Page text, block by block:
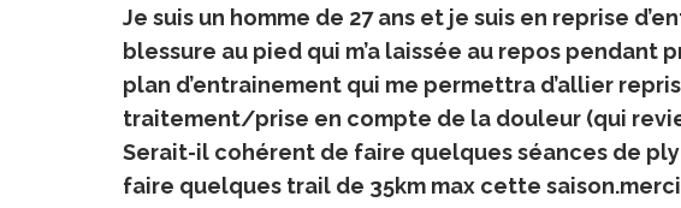
Je suis un homme de 27 ans et je suis en reprise
blessure au pied qui m’a laissée au repos pendant
plan d’entrainement qui me permettra d’allier
traitement/prise en compte de la douleur (qui
Serait-il cohérent de faire quelques séances de
faire quelques trail de 35km max cette saison.merci